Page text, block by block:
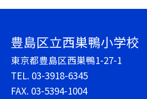
豊島区立西巣鴨小学校
東京都豊島区西巣鴨1-27-1
TEL. 03-3918-6345
FAX. 03-5394-1004